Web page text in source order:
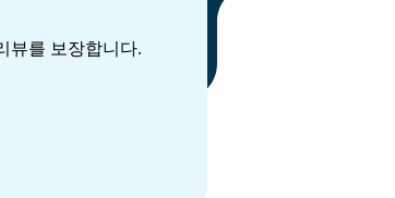
뷰를 보장합니다.